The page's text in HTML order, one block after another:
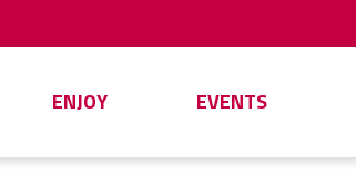
ENJOY EVENTS